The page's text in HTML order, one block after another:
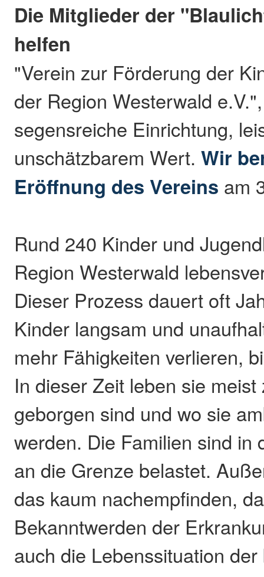
Die Mitglieder der
helfen
"Verein zur Förderung der
der Region Westerwald
segensreiche Einrichtung,
unschätzbarem Wert.Wir
Eröffnung des Vereins am
Rund 240 Kinder und
Region Westerwald
Dieser Prozess dauert oft
Kinder langsam und
mehr Fähigkeiten verlieren,
In dieser Zeit leben sie
geborgen sind und wo sie
werden. Die Familien sind in
an die Grenze belastet.
das kaum nachempfinden,
Bekanntwerden der
auch die Lebenssituation